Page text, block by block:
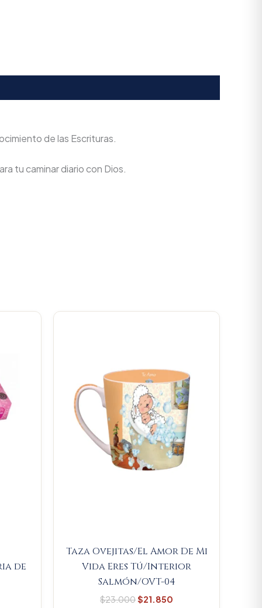
de las Escrituras.
tu caminar diario con Dios.
de
Taza Ovejitas/El Amor De Mi
Vida Eres Tú/Interior
Salmón/OVT-04
$23.000$21.850